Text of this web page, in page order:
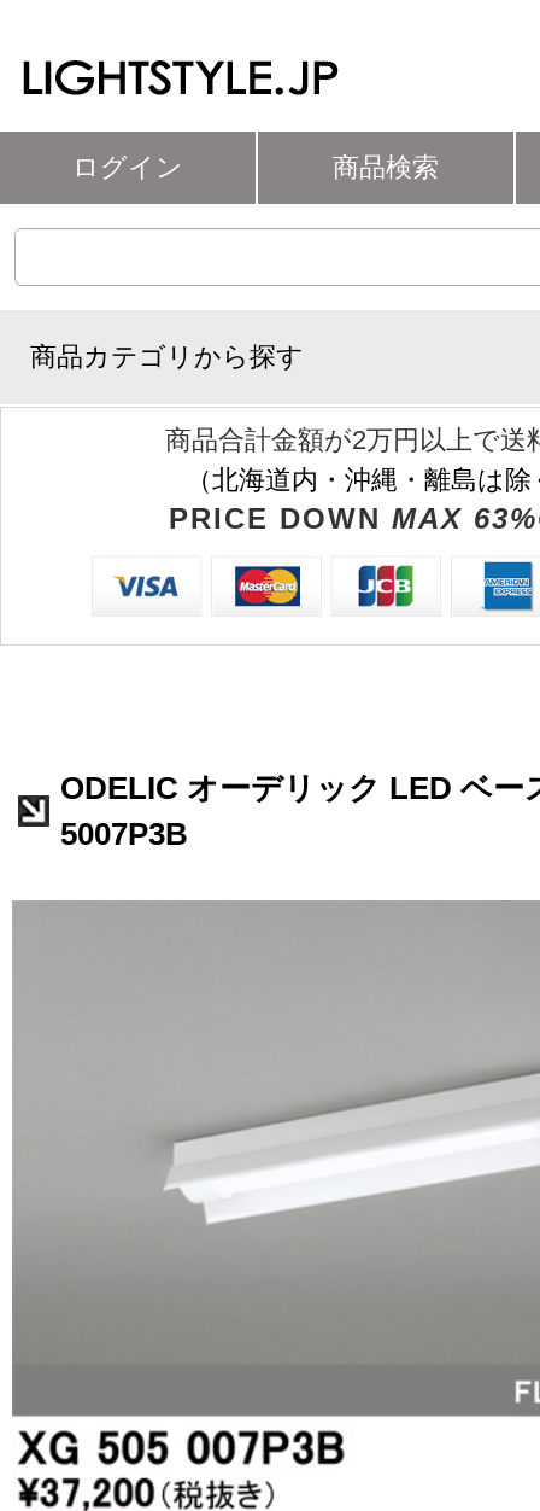
ログイン 商品検索
商品カテゴリから探す
商品合計金額が2万円以上で送
（北海道内・沖縄・離島は
PRICE DOWN MAX
ODELIC オーデリック LED ベー
5007P3B